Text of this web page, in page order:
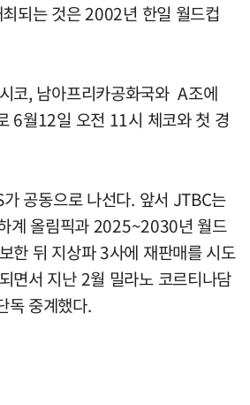
되는 것은 2002년 한일 월드컵
코, 남아프리카공화국와 A조에
6월12일 오전 11시 체코와 첫 경
공동으로 나선다. 앞서 JTBC는
계 올림픽과 2025~2030년 월드
한 뒤 지상파 3사에 재판매를 시도
면서 지난 2월 밀라노 코르티나담
독 중계했다.